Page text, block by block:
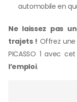
automobile en
Ne laissez pas
trajets ! Offrez une
PICASSO 1 avec
l’emploi.